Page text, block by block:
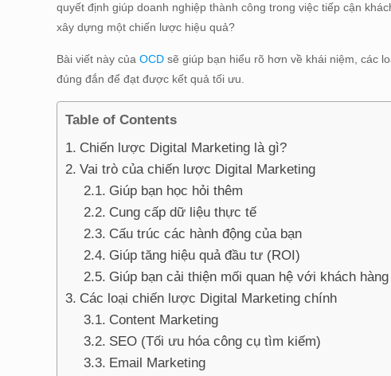
quyết định giúp doanh nghiệp thành công trong việc tiếp cận
xây dựng một chiến lược hiệu quả?
Bài viết này củaOCD sẽ giúp bạn hiểu rõ hơn về khái niệm, các
đúng đắn để đạt được kết quả tối ưu.
Table of Contents
Chiến lược Digital Marketing là gì?
Vai trò của chiến lược Digital Marketing
Giúp bạn học hỏi thêm
Cung cấp dữ liệu thực tế
Cấu trúc các hành động của bạn
Giúp tăng hiệu quả đầu tư (ROI)
Giúp bạn cải thiện mối quan hệ với khách hàng
Các loại chiến lược Digital Marketing chính
Content Marketing
SEO (Tối ưu hóa công cụ tìm kiếm)
Email Marketing